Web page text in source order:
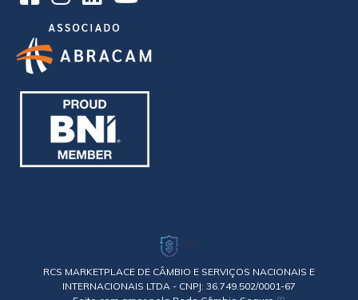
RCS MARKETPLACE DE CÂMBIO E SERVIÇOS NACIONAIS E
INTERNACIONAIS LTDA - CNPJ: 36.749.502/0001-67